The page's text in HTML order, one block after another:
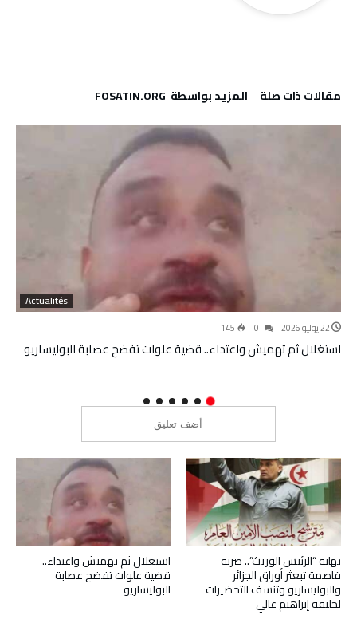
‫مقالات ذات صلة‬ ‫‫المزيد بواسطة‬ ‬ FOSATIN.ORG
Actualités
22 يوليو 2026 145
استغلال ثم تهميش واعتداء.. قضية علوات تفضح عصابة البوليساريو
استغلال ثم تهميش واعتداء..
قضية علوات تفضح عصابة
البوليساريو
نهاية “الرئيس الوريث”.. ضربة
قاصمة تبعثر أوراق الجزائر
والبوليساريو وتنسف التحضيرات
لخليفة إبراهيم غالي